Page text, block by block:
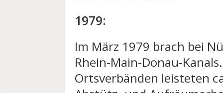
1979:
Im März 1979 brach bei
Rhein-Main-Donau-
Ortsverbänden leisteten